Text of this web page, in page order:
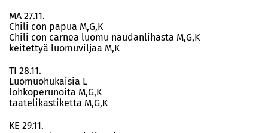
MA 27.11.
Chili con papua M,G,K
Chili con carnea luomu naudanlihasta M,G,K
keitettyä luomuviljaa M,K
TI 28.11.
Luomuohukaisia L
lohkoperunoita M,G,K
taatelikastiketta M,G,K
KE 29.11.